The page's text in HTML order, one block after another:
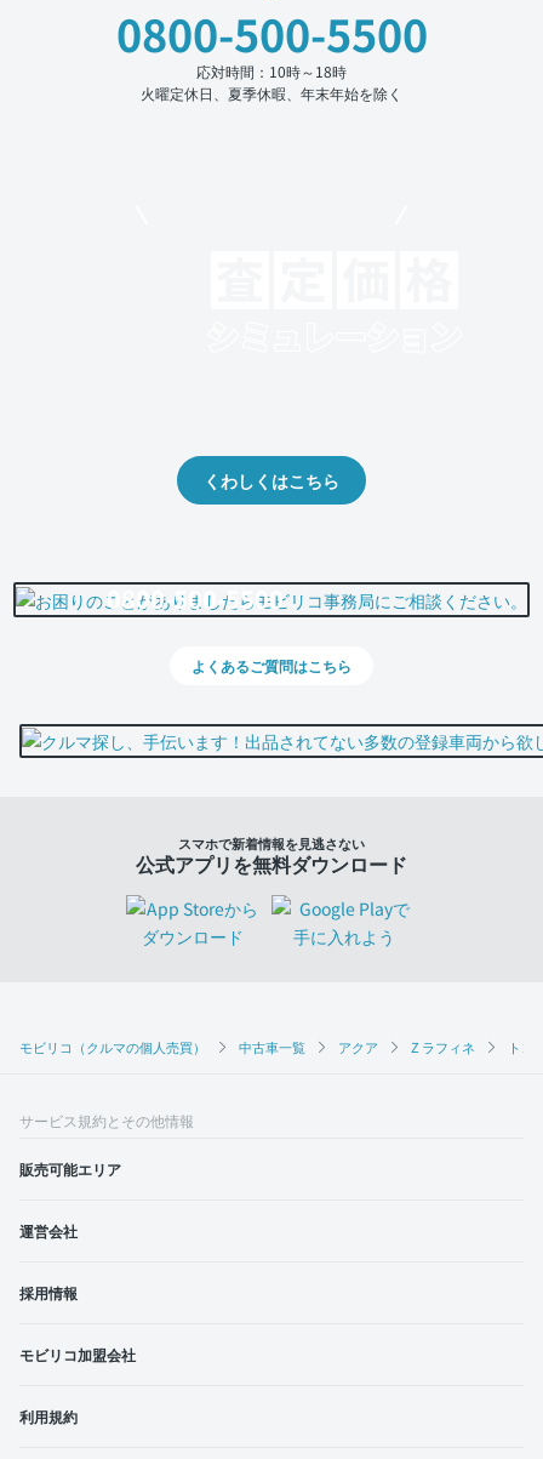
モビリコ（クルマの個人売買） 中古車一覧 アクア Z ラフィネ トヨ
0800-500-5500
応対時間：10時～18時
火曜定休日、夏季休暇、年末年始を除く
くわしくはこちら
0800-500-5500
よくあるご質問はこちら
スマホで新着情報を見逃さない
公式アプリを無料ダウンロード
サービス規約とその他情報
販売可能エリア
運営会社
採用情報
モビリコ加盟会社
利用規約